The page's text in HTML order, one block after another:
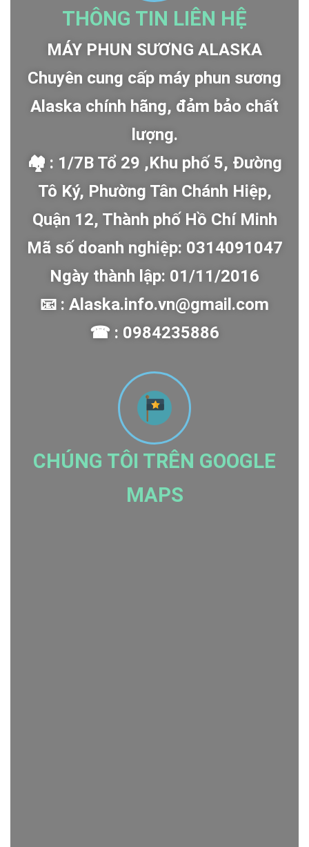
THÔNG TIN LIÊN HỆ
MÁY PHUN SƯƠNG ALASKA
Chuyên cung cấp máy phun sương
Alaska chính hãng, đảm bảo chất
lượng.
🏘 : 1/7B Tổ 29 ,Khu phố 5, Đường
Tô Ký, Phường Tân Chánh Hiệp,
Quận 12, Thành phố Hồ Chí Minh
Mã số doanh nghiệp: 0314091047
Ngày thành lập: 01/11/2016
📧 : Alaska.info.vn@gmail.com
☎ : 0984235886
CHÚNG TÔI TRÊN GOOGLE
MAPS